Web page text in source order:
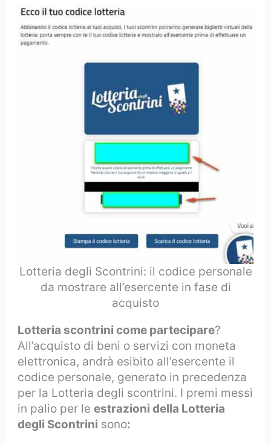
Lotteria degli Scontrini: il codice personale
da mostrare all’esercente in fase di
acquisto
Lotteria scontrini come partecipare?
All’acquisto di beni o servizi con moneta
elettronica, andrà esibito all’esercente il
codice personale, generato in precedenza
per la Lotteria degli scontrini. I premi messi
in palio per leestrazioni della Lotteria
degli Scontrini sono: